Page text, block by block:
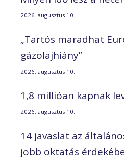
2026. augusztus 10.
„Tartós maradhat
gázolajhiány”
2026. augusztus 10.
1,8 millióan kapnak
2026. augusztus 10.
14 javaslat az
jobb oktatás